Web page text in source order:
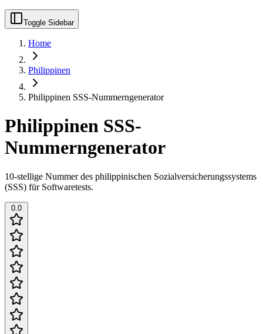
Toggle Sidebar
Home
Philippinen
Philippinen SSS-Nummerngenerator
Philippinen SSS-
Nummerngenerator
10-stellige Nummer des philippinischen Sozialversicherungssystems
(SSS) für Softwaretests.
0.0